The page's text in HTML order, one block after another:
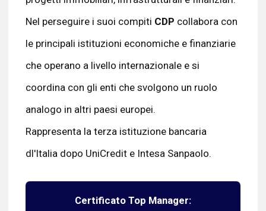
Nel perseguire i suoi compiti CDP collabora con
le principali istituzioni economiche e finanziarie
che operano a livello internazionale e si
coordina con gli enti che svolgono un ruolo
analogo in altri paesi europei.
Rappresenta la terza istituzione bancaria
dl'Italia dopo UniCredit e Intesa Sanpaolo.
Certificato Top Manager: